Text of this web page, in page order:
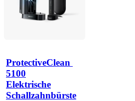
ProtectiveClean
5100
Elektrische
Schallzahnbürste